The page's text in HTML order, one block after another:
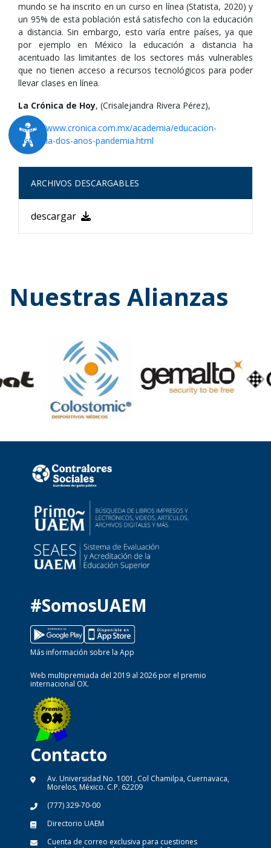
mundo se ha inscrito en un curso en línea (Statista, 2020) y
un 95% de esta población está satisfecho con la educación
a distancia. Sin embargo, esto varía entre países, ya que
por ejemplo en México la educación a distancia ha
acentuado las limitantes de los sectores más vulnerables
que no tienen acceso a recursos tecnológicos para poder
llevar clases en línea.
La Crónica de Hoy, (Crisalejandra Rivera Pérez),
https://www.cronica.com.mx/academia/educacion-
distancia-dos-anos-pandemia.html
ARCHIVOS DESCARGABLES
descargar
Nuestras Alianzas
#SomosUAEM
Más información sobre la App
Web multipremiada del 2019 al 2026 por el premio
internacional OX.
Contacto
Av. Universidad No. 1001, Col Chamilpa, Cuernavaca,
Morelos, México. C.P. 62209
(777) 329-70-00
Directorio UAEM
Cuenta de correo exclusiva para cuestiones